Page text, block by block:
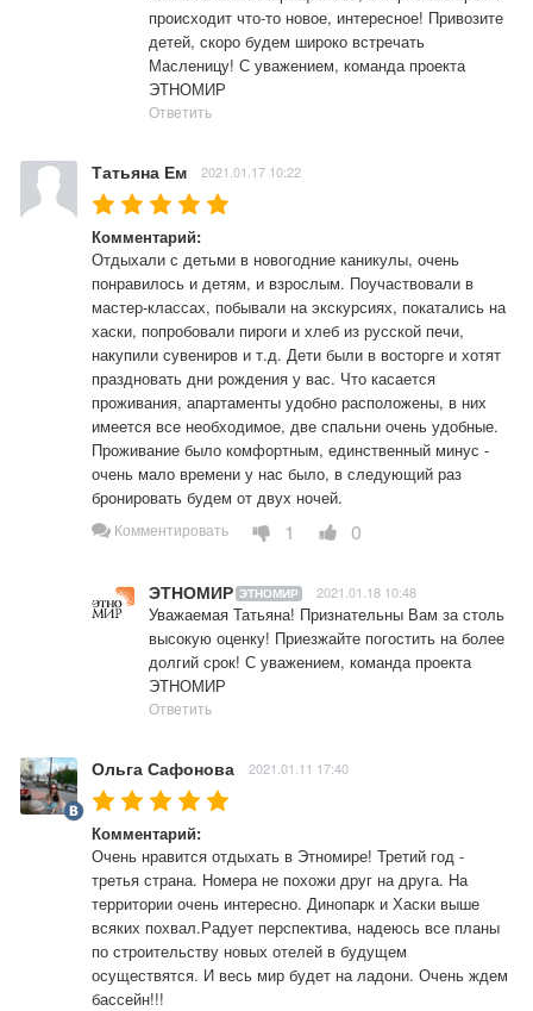
происходит что-то новое, интересное! Привозите
детей, скоро будем широко встречать
Масленицу! С уважением, команда проекта
ЭТНОМИР
Ответить
Татьяна Ем 2021.01.17 10:22
Комментарий:
Отдыхали с детьми в новогодние каникулы, очень
понравилось и детям, и взрослым. Поучаствовали в
мастер-классах, побывали на экскурсиях, покатались на
хаски, попробовали пироги и хлеб из русской печи,
накупили сувениров и т.д. Дети были в восторге и хотят
праздновать дни рождения у вас. Что касается
проживания, апартаменты удобно расположены, в них
имеется все необходимое, две спальни очень удобные.
Проживание было комфортным, единственный минус -
очень мало времени у нас было, в следующий раз
бронировать будем от двух ночей.
Комментировать 1 0
ЭТНОМИР ЭТНОМИР 2021.01.18 10:48
Уважаемая Татьяна! Признательны Вам за столь
высокую оценку! Приезжайте погостить на более
долгий срок! С уважением, команда проекта
ЭТНОМИР
Ответить
Ольга Сафонова 2021.01.11 17:40
Комментарий:
Очень нравится отдыхать в Этномире! Третий год -
третья страна. Номера не похожи друг на друга. На
территории очень интересно. Динопарк и Хаски выше
всяких похвал.Радует перспектива, надеюсь все планы
по строительству новых отелей в будущем
осуществятся. И весь мир будет на ладони. Очень ждем
бассейн!!!